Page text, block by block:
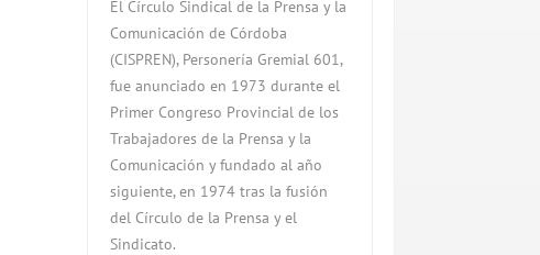
El Círculo Sindical de la Prensa y la
Comunicación de Córdoba
(CISPREN), Personería Gremial 601,
fue anunciado en 1973 durante el
Primer Congreso Provincial de los
Trabajadores de la Prensa y la
Comunicación y fundado al año
siguiente, en 1974 tras la fusión
del Círculo de la Prensa y el
Sindicato.